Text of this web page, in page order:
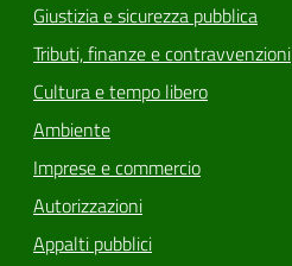
Giustizia e sicurezza pubblica
Tributi, finanze e contravvenzioni
Cultura e tempo libero
Ambiente
Imprese e commercio
Autorizzazioni
Appalti pubblici